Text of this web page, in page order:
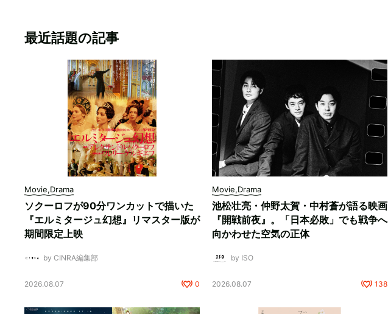
最近話題の記事
Movie,Drama
ソクーロフが90分ワンカットで描いた
『エルミタージュ幻想』リマスター版が
期間限定上映
by CINRA編集部
2026.08.07 0
Movie,Drama
池松壮亮・仲野太賀・中村蒼が語る映画
『開戦前夜』。「日本必敗」でも戦争へ
向かわせた空気の正体
by ISO
2026.08.07 138